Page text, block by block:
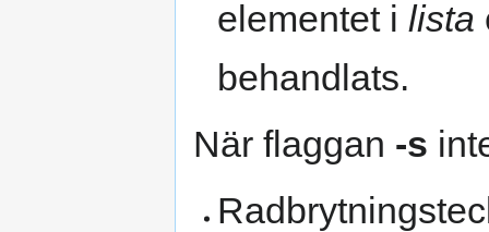
elementet ilista
behandlats.
När flaggan -s